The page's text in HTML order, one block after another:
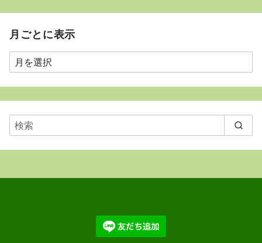
月ごとに表示
月
ご
と
表
示